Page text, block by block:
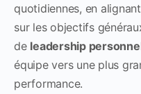
quotidiennes, en
sur les objectifs
de leadership
équipe vers une plus
performance.